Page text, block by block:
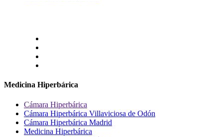
Medicina Hiperbárica
Cámara Hiperbárica
Cámara Hiperbárica Villaviciosa de Odón
Cámara Hiperbárica Madrid
Medicina Hiperbárica